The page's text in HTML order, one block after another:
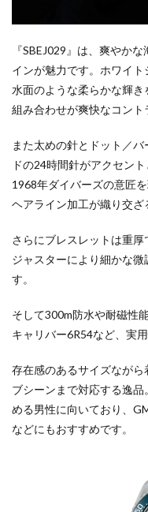
『SBEJ029』は、爽やか
インが魅力です。ホワイ
水面のような柔らかな輝
組み合わせが爽快なコント
また太めの針とドット／
ドの24時間針がアクセン
1968年ダイバーズの意匠
ヘアライン加工が織り交ざ
さらにブレスレットは重
ジャスターにより細かな
す。
そして300m防水や耐磁性
キャリバー6R54など、実
存在感のあるサイズなが
ブシーンまで対応する逸
める男性に向いており、
などにもおすすめです。